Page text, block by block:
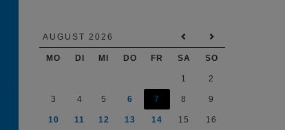
AUGUST 2026
MO DI MI DO FR SA SO
1 2
3 4 5 6 7 8 9
10 11 12 13 14 15 16